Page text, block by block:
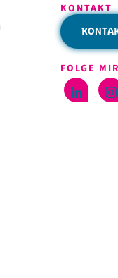
KONTAKT
FOLGE MIR